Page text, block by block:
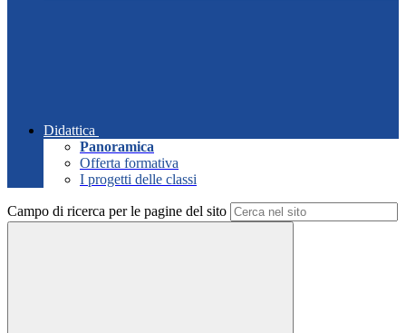
Didattica
Panoramica
Offerta formativa
I progetti delle classi
Campo di ricerca per le pagine del sito